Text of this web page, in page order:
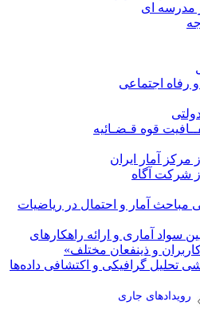
مدرسه ای
رفاه اجتماعی
قوه قـضـائیه
مرکز آمار ایران
شرکت آگاه
مباحث آمار و احتمال در ریاضیات
سواد آماری و ارائه راهکارهای
و ذینفعان مختلف»
تحلیل گرافیکی و اکتشافی داده‌ها
رویدادهای جاری